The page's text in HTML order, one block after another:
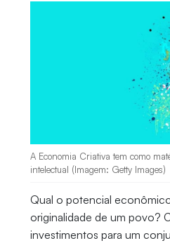
A Economia Criativa tem como
intelectual (Imagem: Getty Images)
Qual o potencial
originalidade de um povo?
investimentos para um